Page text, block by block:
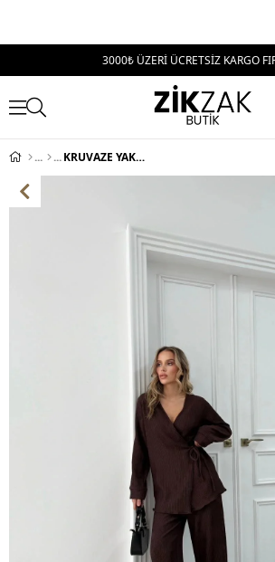
3000₺ ÜZERİ ÜCRETSİZ KARGO
KRUVAZE YAKA BAĞLAMA DETAY BLUZ VE PANTOLONLU SELANİK KUMAŞ İKİLİ TAKIM KAHVE